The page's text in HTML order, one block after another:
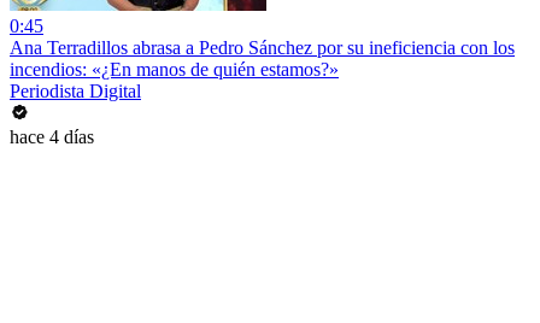
0:45
Ana Terradillos abrasa a Pedro Sánchez por su ineficiencia con los
incendios: «¿En manos de quién estamos?»
Periodista Digital
hace 4 días